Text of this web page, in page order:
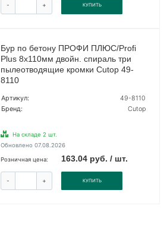
- + КУПИТЬ
Бур по бетону ПРОФИ ПЛЮС/Profi
Plus 8х110мм двойн. спираль три
пылеотводящие кромки Cutop 49-
8110
Артикул:
49-8110
Бренд:
Cutop
На складе 2 шт.
Обновлено 07.08.2026
Розничная цена: 163.04 руб. / шт.
- + КУПИТЬ